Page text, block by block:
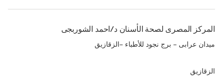
المركز المصرى لصحة الأسنان د/احمد الشوربجى
ميدان عرابى – برج نجود للأطباء –الزقازيق
الزقازيق